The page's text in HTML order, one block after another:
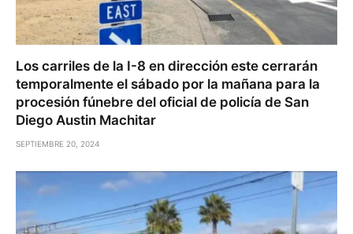
Los carriles de la I-8 en dirección este cerrarán
temporalmente el sábado por la mañana para la
procesión fúnebre del oficial de policía de San
Diego Austin Machitar
SEPTIEMBRE 20, 2024